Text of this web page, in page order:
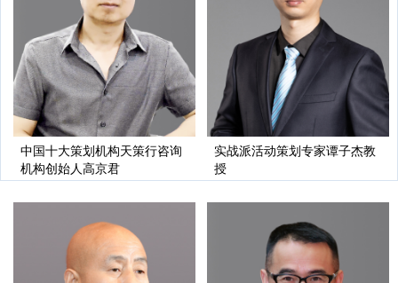
中国十大策划机构天策行咨询
机构创始人高京君
实战派活动策划专家谭子杰教
授